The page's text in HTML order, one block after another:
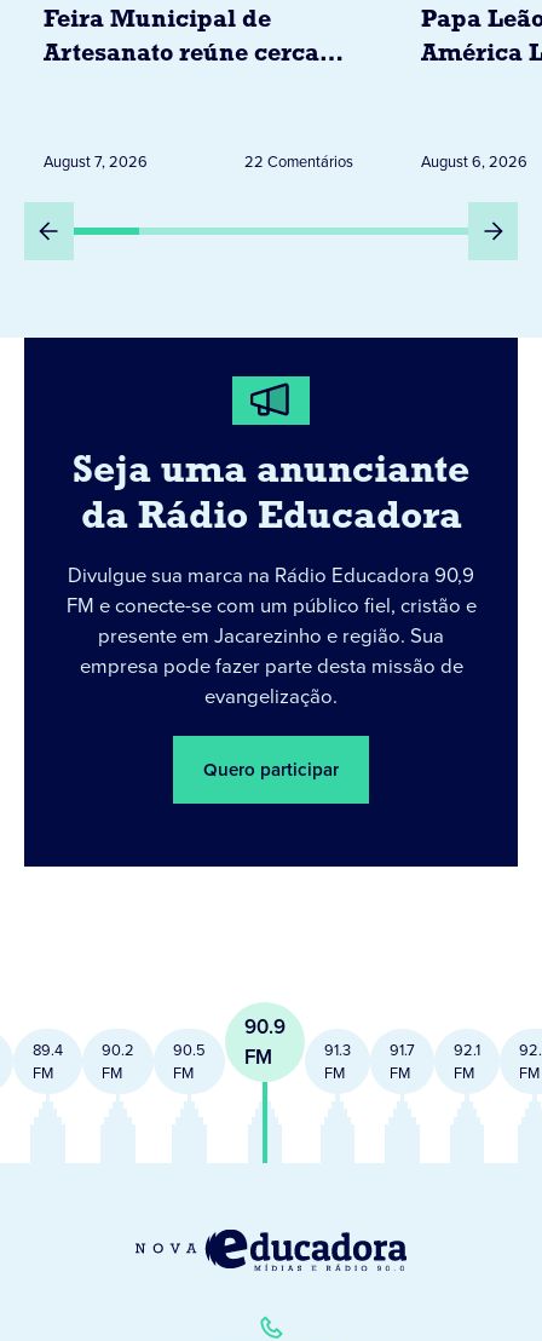
Feira Municipal de
Artesanato reúne cerca
August 7, 2026 22 Comentários
Papa
América
Peru
August 6, 2026
Seja uma anunciante
da Rádio Educadora
Divulgue sua marca na Rádio Educadora 90,9
FM e conecte-se com um público fiel, cristão e
presente em Jacarezinho e região. Sua
empresa pode fazer parte desta missão de
evangelização.
Quero participar
89.4
FM
90.2
FM
90.5
FM
90.9
FM
91.3
FM
91.7
FM
92.1
FM
FM